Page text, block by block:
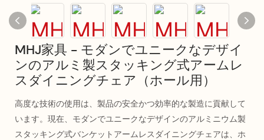
MHJ家具 - モダンでユニークなデザイ
ンのアルミ製スタッキング式アームレ
スダイニングチェア（ホール用）
高度な技術の使用は、製品の安全かつ効率的な製造に貢献して
います。現在、モダンでユニークなデザインのアルミニウム製
スタッキング式バンケットアームレスダイニングチェアは、ホ